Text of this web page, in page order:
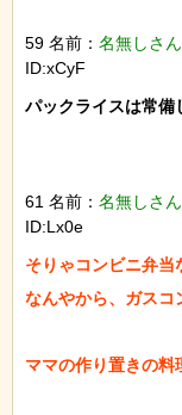
59 名前： 名無しさ
ID:xCyF
パックライスは常備
61 名前： 名無しさ
ID:Lx0e
そりゃコンビニ弁
なんやから、ガスコ
ママの作り置きの料